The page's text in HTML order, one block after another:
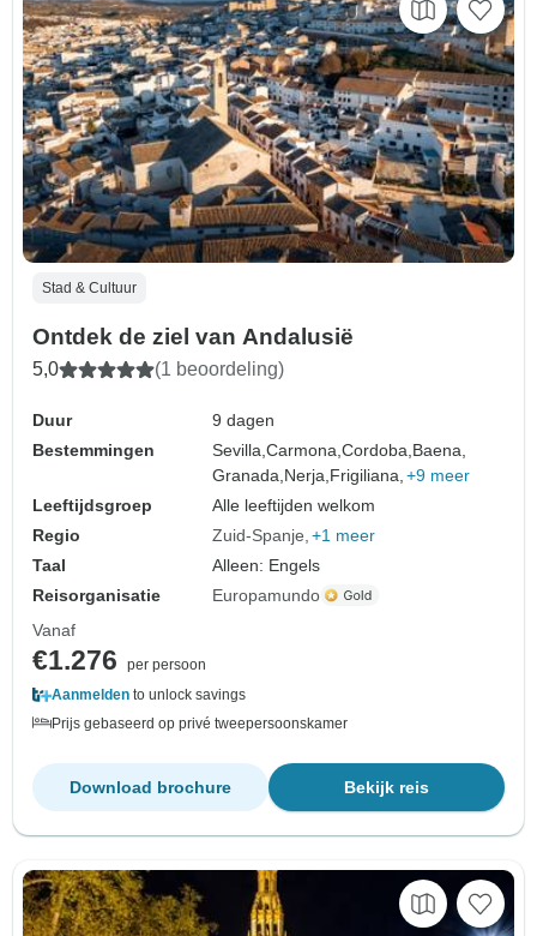
Stad & Cultuur
Ontdek de ziel van Andalusië
5,0 (1 beoordeling)
Duur
9 dagen
Bestemmingen
Sevilla,Carmona,Cordoba, Baena,
Granada, Nerja, Frigiliana, +9 meer
Leeftijdsgroep
Alle leeftijden welkom
Regio
Zuid-Spanje +1 meer
Taal
Alleen: Engels
Reisorganisatie
Europamundo
Vanaf
€1.276
per persoon
Aanmelden to unlock savings
Prijs gebaseerd op privé tweepersoonskamer
Bekijk reis
Download brochure